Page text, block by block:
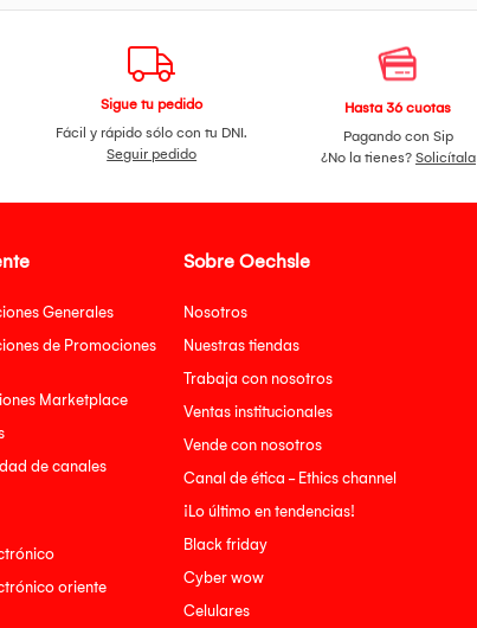
Sigue tu pedido
Fácil y rápido sólo con tu DNI.
Seguir pedido
Hasta 36 cuotas
Pagando con Sip
¿No la tienes? Solicítala
Generales
de Promociones
Marketplace
de canales
oriente
Sobre Oechsle
Nosotros
Nuestras tiendas
Trabaja con nosotros
Ventas institucionales
Vende con nosotros
Canal de ética - Ethics channel
¡Lo último en tendencias!
Black friday
Cyber wow
Celulares